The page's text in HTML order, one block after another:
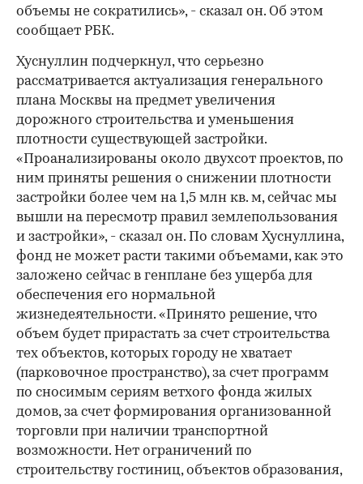
объемы не сократились», - сказал он. Об этом
сообщает РБК.
Хуснуллин подчеркнул, что серьезно
рассматривается актуализация генерального
плана Москвы на предмет увеличения
дорожного строительства и уменьшения
плотности существующей застройки.
«Проанализированы около двухсот проектов, по
ним приняты решения о снижении плотности
застройки более чем на 1,5 млн кв. м, сейчас мы
вышли на пересмотр правил землепользования
и застройки», - сказал он. По словам Хуснуллина,
фонд не может расти такими объемами, как это
заложено сейчас в генплане без ущерба для
обеспечения его нормальной
жизнедеятельности. «Принято решение, что
объем будет прирастать за счет строительства
тех объектов, которых городу не хватает
(парковочное пространство), за счет программ
по сносимым сериям ветхого фонда жилых
домов, за счет формирования организованной
торговли при наличии транспортной
возможности. Нет ограничений по
строительству гостиниц, объектов образования,